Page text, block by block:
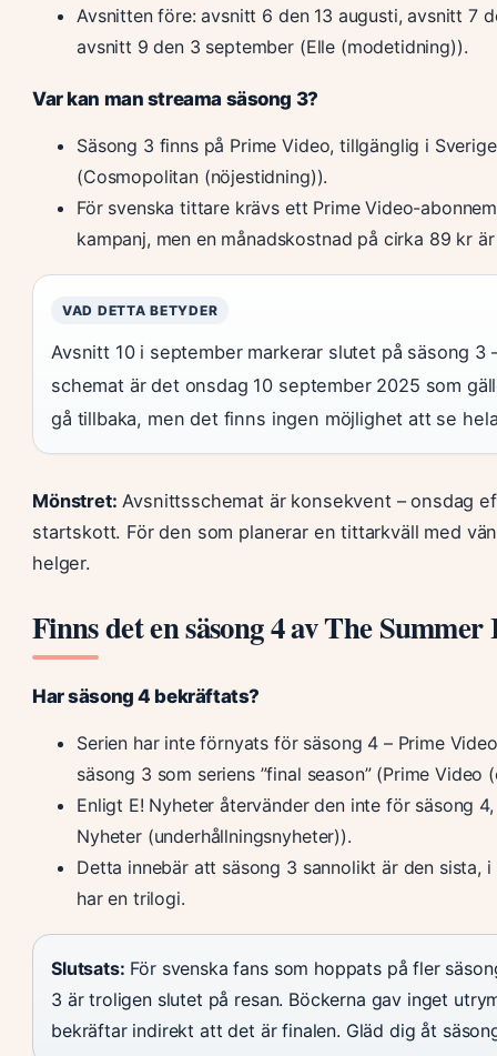
Avsnitten före: avsnitt 6 den 13 augusti, avsnitt 7
avsnitt 9 den 3 september (Elle (modetidning)).
Var kan man streama säsong 3?
Säsong 3 finns på Prime Video, tillgänglig i
(Cosmopolitan (nöjestidning)).
För svenska tittare krävs ett Prime Video-
kampanj, men en månadskostnad på cirka 89 kr
VAD DETTA BETYDER
Avsnitt 10 i september markerar slutet på säsong
schemat är det onsdag 10 september 2025 som
gå tillbaka, men det finns ingen möjlighet att se
Mönstret: Avsnittsschemat är konsekvent – onsdag
startskott. För den som planerar en tittarkväll med
helger.
Finns det en säsong 4 av The
Har säsong 4 bekräftats?
Serien har inte förnyats för säsong 4 – Prime
säsong 3 som seriens ”final season” (Prime Video
Enligt E! Nyheter återvänder den inte för säsong
Nyheter (underhållningsnyheter)).
Detta innebär att säsong 3 sannolikt är den sista,
har en trilogi.
Slutsats: För svenska fans som hoppats på fler
3 är troligen slutet på resan. Böckerna gav inget
bekräftar indirekt att det är finalen. Gläd dig åt